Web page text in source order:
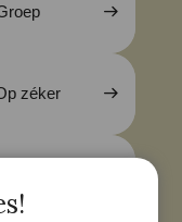
zéker
aan de